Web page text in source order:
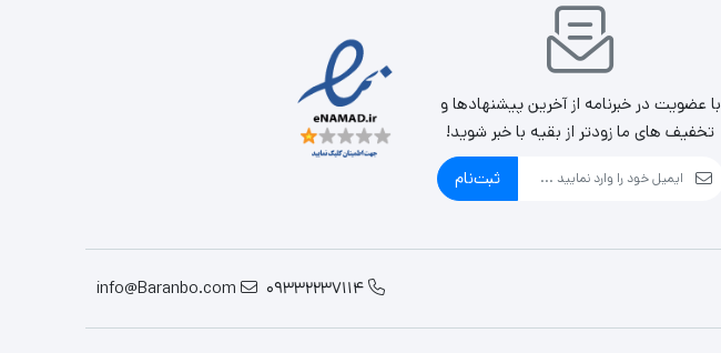
با عضویت در خبرنامه از آخرین پیشنهادها و
تخفیف های ما زودتر از بقیه با خبر شوید!
ثبت‌نام
09332237114
info@Baranbo.com